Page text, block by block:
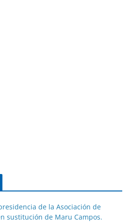
de la Asociación de
sustitución de Maru Campos.